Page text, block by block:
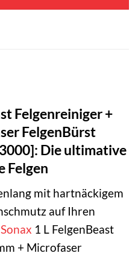
Felgenreiniger +
FelgenBürst
Die ultimative
Felgen
mit hartnäckigem
auf Ihren
Sonax 1 L FelgenBeast
+ Microfaser